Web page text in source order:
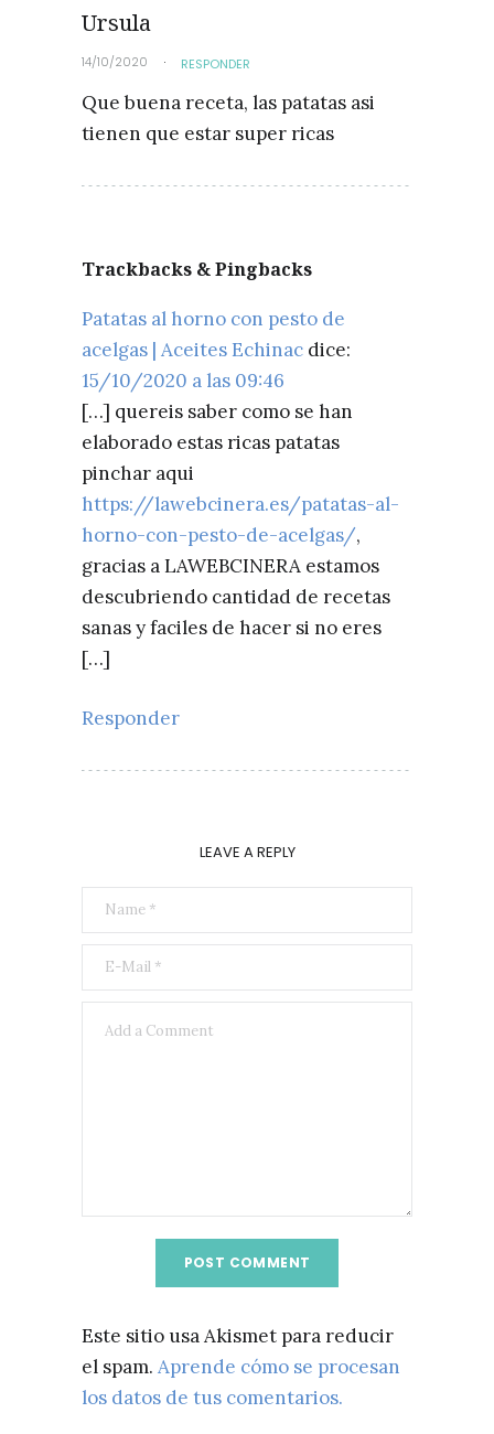
Ursula
14/10/2020 RESPONDER
Que buena receta, las patatas asi
tienen que estar super ricas
Trackbacks & Pingbacks
Patatas al horno con pesto de
acelgas | Aceites Echinac dice:
15/10/2020 a las 09:46
[…] quereis saber como se han
elaborado estas ricas patatas
pinchar aqui
https://lawebcinera.es/patatas-al-
horno-con-pesto-de-acelgas/,
gracias a LAWEBCINERA estamos
descubriendo cantidad de recetas
sanas y faciles de hacer si no eres
[…]
Responder
LEAVE A REPLY
Este sitio usa Akismet para reducir
el spam. Aprende cómo se procesan
los datos de tus comentarios.